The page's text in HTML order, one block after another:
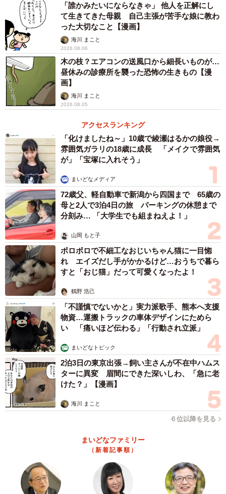
「誰かみたいにならなきゃ」 他人を正解にし
て生きてきた母親 自己主張が苦手な娘に教わ
った大切なこと【漫画】
海川 まこと
2026.08.06
木の枝？エアコンの送風口から細長いものが…
昼休みの診療所を襲った恐怖の生きもの【漫
画】
海川 まこと
2026.08.05
アクセスランキング
「化けましたね～」10歳で綾瀬はるかの娘役→
雰囲気ガラリの18歳に成長 「メイクで雰囲気
が」「宝塚に入れそう」
まいどなメディア
72歳父、軽自動車で新潟から四国まで 65歳の
母と2人で3泊4日の旅 パーキングの休憩まで
分刻み… 「大学生でも組まねえよ！」
山岡 もと子
ボロボロで不細工なおじいちゃん猫に一目惚
れ エイズだし手がかかるけど…おうちで暮ら
すと「おじ猫」だって可愛くなったよ！
鶴野 浩己
「不謹慎でないかと」実力派歌手、熊本へ支援
物資…運搬トラックの車体デザインにためら
い 「痛いほど伝わる」「行動され立派」
まいどなトピック
2泊3日の東京出張→飼い主さんが不在中ハムス
ターに異変 眉間にできた深いしわ、「急に老
けた？」【漫画】
海川 まこと
６位以降を見る
まいどなファミリー
（新着記事順）